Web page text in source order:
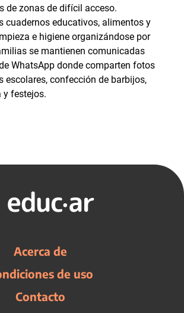
de zonas de difícil acceso.
cuadernos educativos, alimentos y
e higiene organizándose por
se mantienen comunicadas
WhatsApp donde comparten fotos
escolares, confección de barbijos,
y festejos.
Acerca de
de uso
Contacto